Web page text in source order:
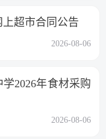
上超市合同公告
2026-08-06
学2026年食材采购
2026-08-06